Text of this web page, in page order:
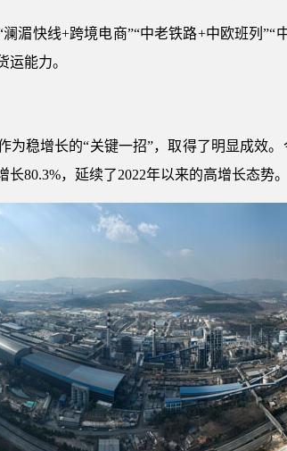
快线+跨境电商”“中老铁路+中欧班列”“
能力。
增长的“关键一招”，取得了明显成效。
80.3%，延续了2022年以来的高增长态势。